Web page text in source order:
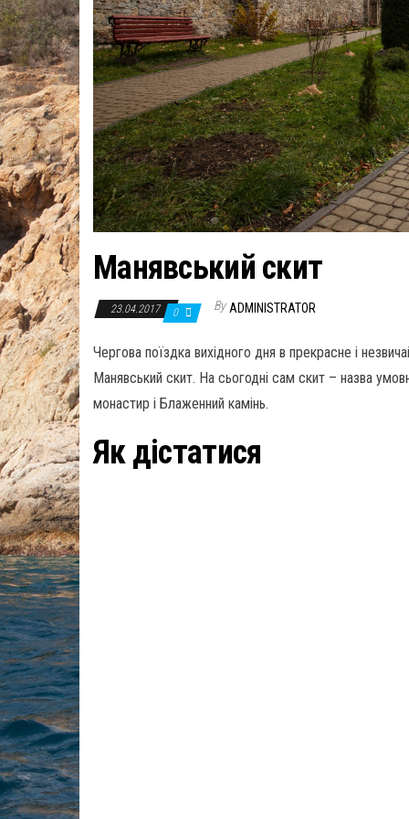
Манявський скит
23.04.2017 0 By ADMINISTRATOR
Чергова поїздка вихідного дня в прекрасне і
Манявський скит. На сьогодні сам скит – назва
монастир і Блаженний камінь.
Як дістатися